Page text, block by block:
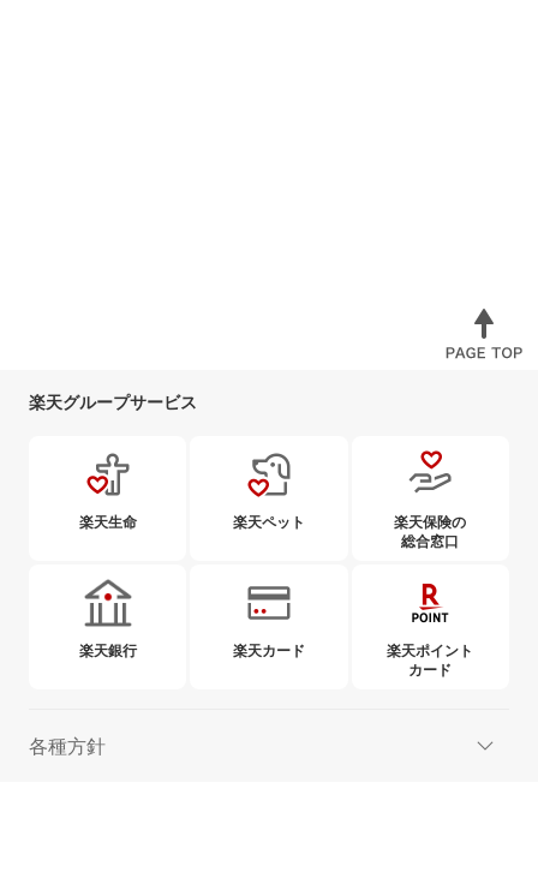
楽天グループサービス
楽天生命 楽天ペット
楽天保険の
総合窓口
楽天銀行 楽天カード
楽天ポイント
カード
各種方針